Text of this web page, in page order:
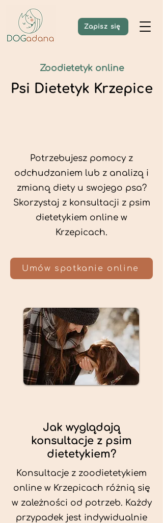
Zapisz się
Zoodietetyk online
Psi Dietetyk Krzepice
Potrzebujesz pomocy z
odchudzaniem lub z analizą i
zmianą diety u swojego psa?
Skorzystaj z konsultacji z psim
dietetykiem online w
Krzepicach.
Umów spotkanie online
Jak wyglądają
konsultacje z psim
dietetykiem?
Konsultacje z zoodietetykiem
online w Krzepicach różnią się
w zależności od potrzeb. Każdy
przypadek jest indywidualnie